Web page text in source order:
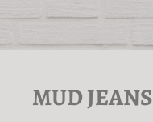
MUD JEANS